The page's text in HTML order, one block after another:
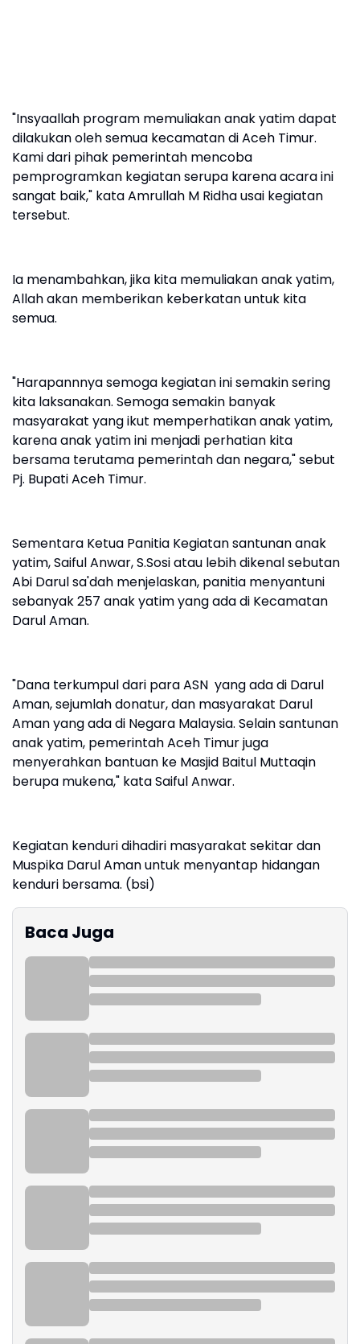
"Insyaallah program memuliakan anak yatim dapat
dilakukan oleh semua kecamatan di Aceh Timur.
Kami dari pihak pemerintah mencoba
pemprogramkan kegiatan serupa karena acara ini
sangat baik," kata Amrullah M Ridha usai kegiatan
tersebut.
Ia menambahkan, jika kita memuliakan anak yatim,
Allah akan memberikan keberkatan untuk kita
semua.
"Harapannnya semoga kegiatan ini semakin sering
kita laksanakan. Semoga semakin banyak
masyarakat yang ikut memperhatikan anak yatim,
karena anak yatim ini menjadi perhatian kita
bersama terutama pemerintah dan negara," sebut
Pj. Bupati Aceh Timur.
Sementara Ketua Panitia Kegiatan santunan anak
yatim, Saiful Anwar, S.Sosi atau lebih dikenal sebutan
Abi Darul sa'dah menjelaskan, panitia menyantuni
sebanyak 257 anak yatim yang ada di Kecamatan
Darul Aman.
"Dana terkumpul dari para ASN yang ada di Darul
Aman, sejumlah donatur, dan masyarakat Darul
Aman yang ada di Negara Malaysia. Selain santunan
anak yatim, pemerintah Aceh Timur juga
menyerahkan bantuan ke Masjid Baitul Muttaqin
berupa mukena," kata Saiful Anwar.
Kegiatan kenduri dihadiri masyarakat sekitar dan
Muspika Darul Aman untuk menyantap hidangan
kenduri bersama. (bsi)
Baca Juga